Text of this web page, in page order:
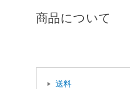
商品について
送料